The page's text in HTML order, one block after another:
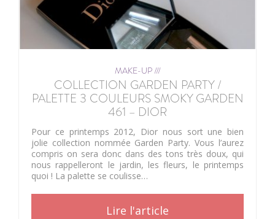
MAKE-UP ///
COLLECTION GARDEN PARTY /
PALETTE 3 COULEURS SMOKY GARDEN
461 – DIOR
Pour ce printemps 2012, Dior nous sort une bien
jolie collection nommée Garden Party. Vous l’aurez
compris on sera donc dans des tons très doux, qui
nous rappelleront le jardin, les fleurs, le printemps
quoi ! La palette se coulisse…
Lire l'article